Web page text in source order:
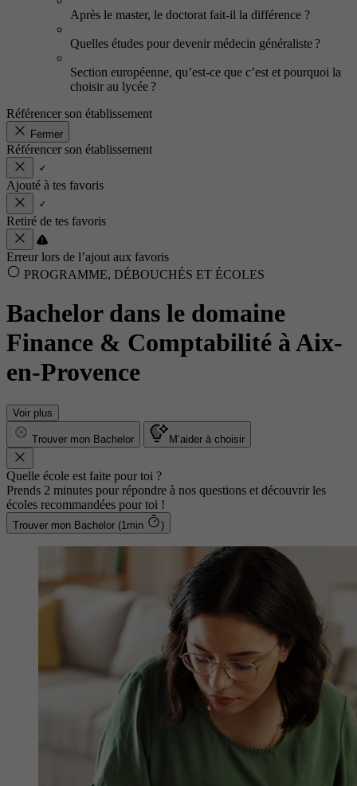
Après le master, le doctorat fait-il la différence ?
Quelles études pour devenir médecin généraliste ?
Section européenne, qu’est-ce que c’est et pourquoi la
choisir au lycée ?
Référencer son établissement
Fermer
Référencer son établissement
Ajouté à tes favoris
Retiré de tes favoris
Erreur lors de l’ajout aux favoris
PROGRAMME, DÉBOUCHÉS ET ÉCOLES
Bachelor dans le domaine
Finance & Comptabilité à Aix-
en-Provence
Voir plus
Trouver mon Bachelor M’aider à choisir
Quelle école est faite pour toi ?
Prends 2 minutes pour répondre à nos questions et découvrir les
écoles recommandées pour toi !
Trouver mon Bachelor (1min )